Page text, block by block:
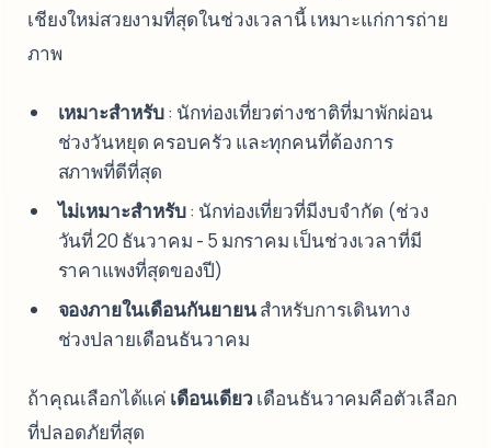
เชียงใหม่สวยงามที่สุดในช่วงเวลานี้ เหมาะแก่การถ่าย
ภาพ
เหมาะสำหรับ: นักท่องเที่ยวต่างชาติที่มาพักผ่อน
ช่วงวันหยุด ครอบครัว และทุกคนที่ต้องการ
สภาพที่ดีที่สุด
ไม่เหมาะสำหรับ: นักท่องเที่ยวที่มีงบจำกัด (ช่วง
วันที่ 20 ธันวาคม - 5 มกราคม เป็นช่วงเวลาที่มี
ราคาแพงที่สุดของปี)
จองภายในเดือนกันยายนสำหรับการเดินทาง
ช่วงปลายเดือนธันวาคม
ถ้าคุณเลือกได้แค่ เดือนเดียว เดือนธันวาคมคือตัวเลือก
ที่ปลอดภัยที่สุด